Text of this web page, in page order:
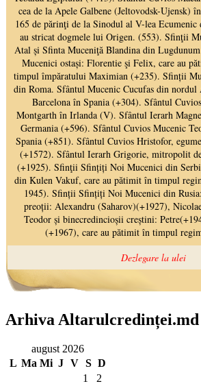
Arhiva Altarulcredinței.md
august 2026
L Ma Mi J V S D
1
2